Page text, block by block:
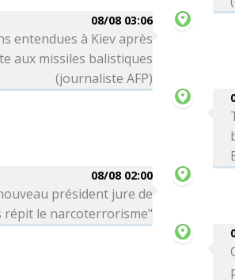
08/08 03:06
entendues à Kiev après
aux missiles balistiques
(journaliste AFP)
08/08 02:00
président jure de
répit le narcoterrorisme"